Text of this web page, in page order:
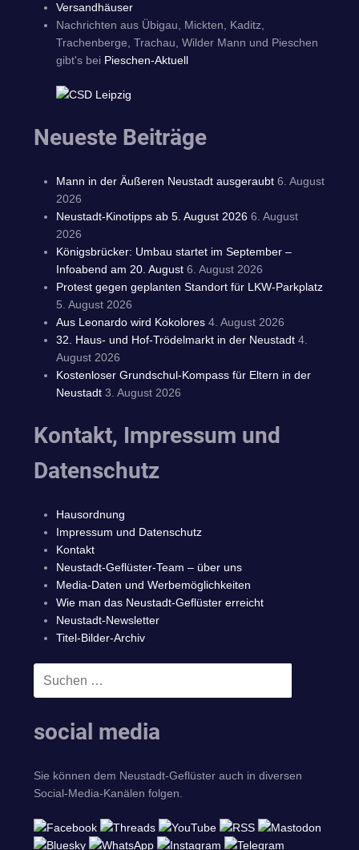
Versandhäuser
Nachrichten aus Übigau, Mickten, Kaditz,
Trachenberge, Trachau, Wilder Mann und Pieschen
gibt's bei Pieschen-Aktuell
Neueste Beiträge
Mann in der Äußeren Neustadt ausgeraubt 6. August
2026
Neustadt-Kinotipps ab 5. August 2026 6. August
2026
Königsbrücker: Umbau startet im September –
Infoabend am 20. August 6. August 2026
Protest gegen geplanten Standort für LKW-Parkplatz
5. August 2026
Aus Leonardo wird Kokolores 4. August 2026
32. Haus- und Hof-Trödelmarkt in der Neustadt 4.
August 2026
Kostenloser Grundschul-Kompass für Eltern in der
Neustadt 3. August 2026
Kontakt, Impressum und
Datenschutz
Hausordnung
Impressum und Datenschutz
Kontakt
Neustadt-Geflüster-Team – über uns
Media-Daten und Werbemöglichkeiten
Wie man das Neustadt-Geflüster erreicht
Neustadt-Newsletter
Titel-Bilder-Archiv
Suchen
social media
Sie können dem Neustadt-Geflüster auch in diversen
Social-Media-Kanälen folgen.